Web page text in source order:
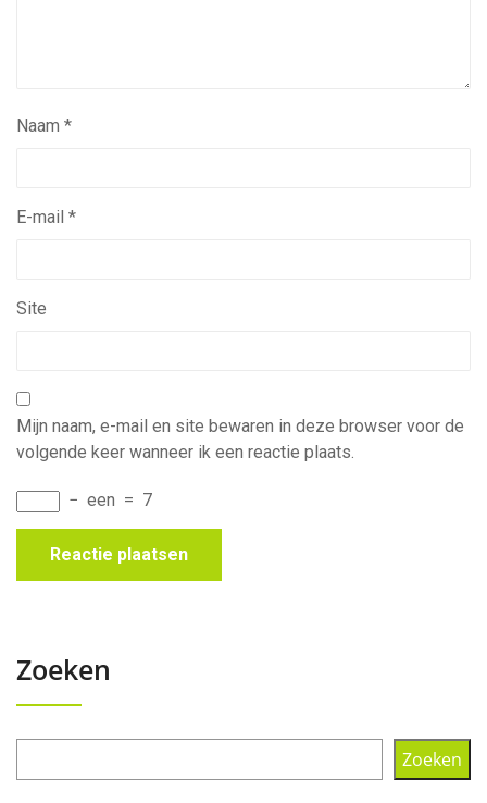
Naam *
E-mail *
Site
Mijn naam, e-mail en site bewaren in deze browser voor de
volgende keer wanneer ik een reactie plaats.
− een = 7
Zoeken
Zoeken